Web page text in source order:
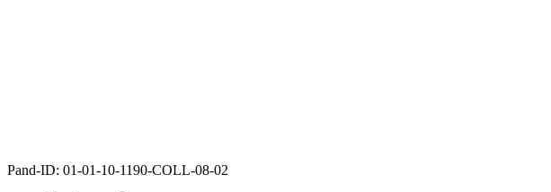
Pand-ID: 01-01-10-1190-COLL-08-02